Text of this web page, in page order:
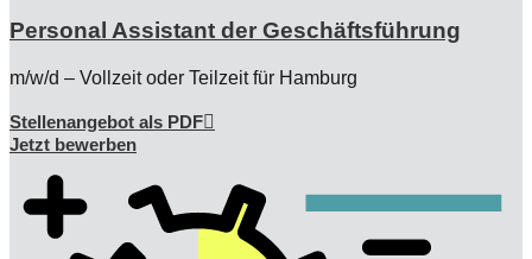
Personal Assistant der Geschäftsführung
m/w/d – Vollzeit oder Teilzeit für Hamburg
Stellenangebot als PDF
Jetzt bewerben